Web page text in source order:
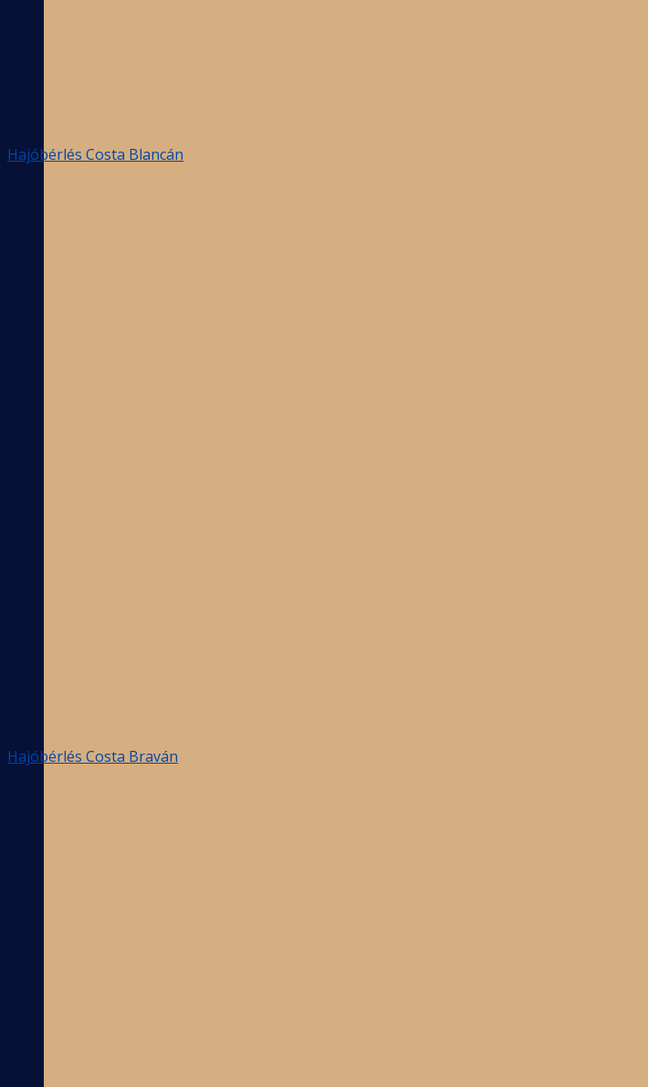
Hajóbérlés Costa Blancán
Hajóbérlés Costa Braván